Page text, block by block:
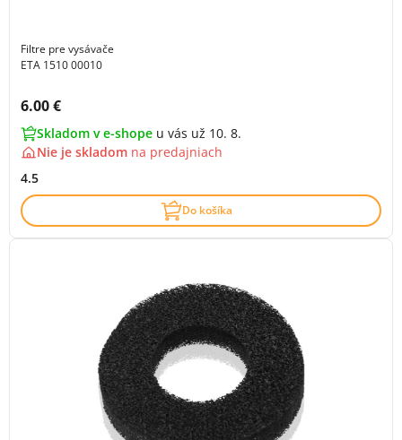
Filtre pre vysávače
ETA 1510 00010
Cena s DPH:
6.00 €
Skladom v e-shope u vás už 10. 8.
Nie je skladom na predajniach
4.5
Do košíka